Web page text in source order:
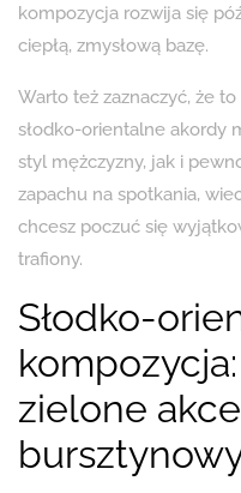
kompozycja rozwija się
ciepłą, zmysłową bazę.
Warto też zaznaczyć, że
słodko-orientalne akordy
styl mężczyzny, jak i
zapachu na spotkania,
chcesz poczuć się
trafiony.
Słodko-
zielone